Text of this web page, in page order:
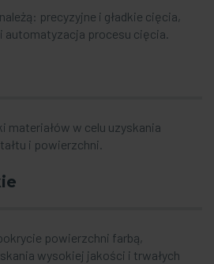
precyzyjne i gładkie cięcia,
automatyzacja procesu cięcia.
materiałów w celu uzyskania
i powierzchni.
powierzchni farbą,
wysokiej jakości i trwałych